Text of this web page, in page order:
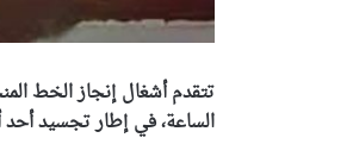
تتقدم أشغال إنجاز الخط
الساعة، في إطار تجسيد أحد